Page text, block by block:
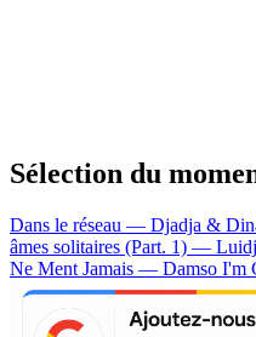
Sélection du
Dans le réseau — Djadja &
âmes solitaires (Part. 1) —
Ne Ment Jamais — Damso I'm